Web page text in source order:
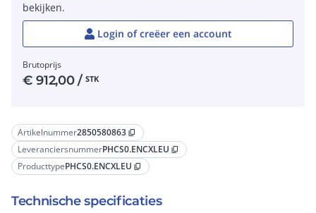
Artikelnummer2850580863 content_copy
LeveranciersnummerPHCS0.ENCXLEU content_copy
ProducttypePHCS0.ENCXLEU content_copy
Technische specificaties
bekijken.
Login of creëer een account
Brutoprijs
€912,00/ STK